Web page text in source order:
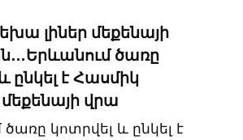
լիներ մեքենայի
ծառը
ընկել է Հասմիկ
վրա
կոտրվել և ընկել է